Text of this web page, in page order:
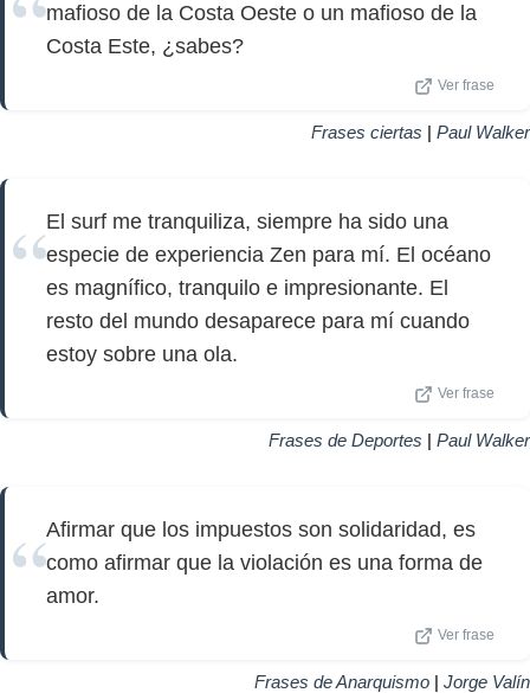
mafioso de la Costa Oeste o un mafioso de la
Costa Este, ¿sabes?
Ver frase
Frases ciertas | Paul Walker
El surf me tranquiliza, siempre ha sido una
especie de experiencia Zen para mí. El océano
es magnífico, tranquilo e impresionante. El
resto del mundo desaparece para mí cuando
estoy sobre una ola.
Ver frase
Frases de Deportes | Paul Walker
Afirmar que los impuestos son solidaridad, es
como afirmar que la violación es una forma de
amor.
Ver frase
Frases de Anarquismo | Jorge Valín